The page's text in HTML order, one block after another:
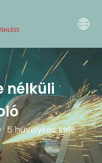
nélküli
5 hüvelykes kefe